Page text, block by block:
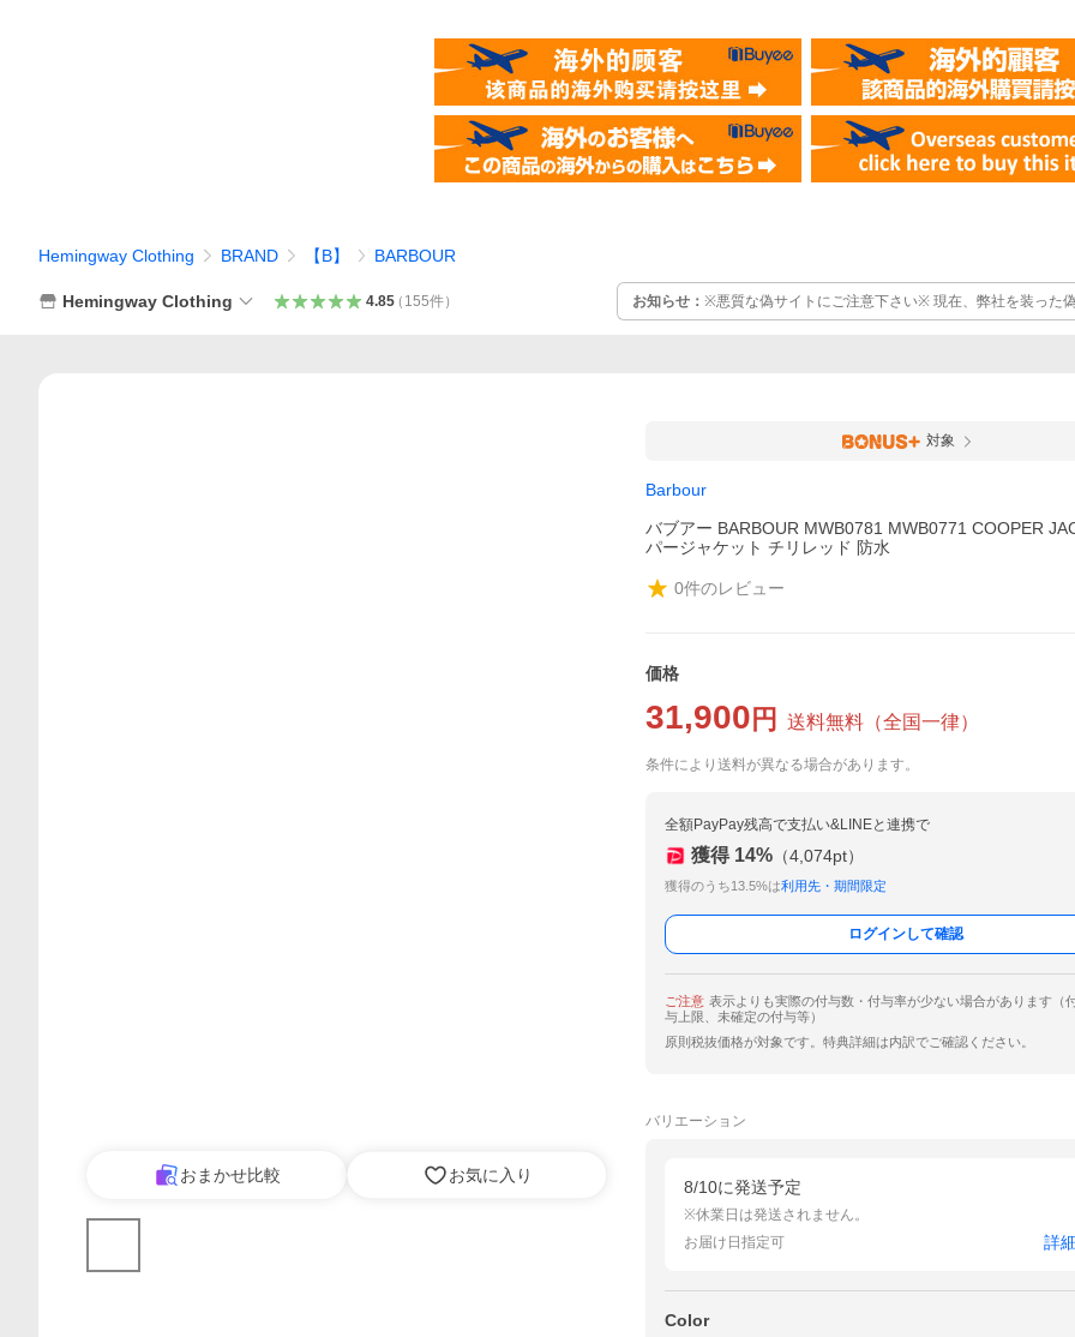
Hemingway Clothing BRAND 【B】 BARBOUR
Hemingway Clothing 4.85（ 155件） お知らせ： ※悪質な偽サイトにご注意下さい※ 現在、弊社を装った
ます。弊社はヤフーショッピングその他有名モール以外に出店して
おまかせ比較 お気に入り
対象
Barbour
バブアー BARBOUR MWB0781 MWB0771 COOPER
パージャケット チリレッド 防水
0件のレビュー
価格
31,900 円 送料無料 （全国一律）
条件により送料が異なる場合があります。
全額PayPay残高で支払い&LINEと連携で
獲得 14% （4,074pt）
獲得のうち13.5%は利用先・期間限定
ログインして確認
ご注意 表示よりも実際の付与数・付与率が少ない場合があります（
与上限、未確定の付与等）
原則税抜価格が対象です。特典詳細は内訳でご確認ください。
バリエーション
8/10に発送予定
※休業日は発送されません。
お届け日指定可
詳
Color